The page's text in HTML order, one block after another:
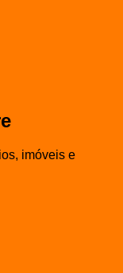
imóveis e